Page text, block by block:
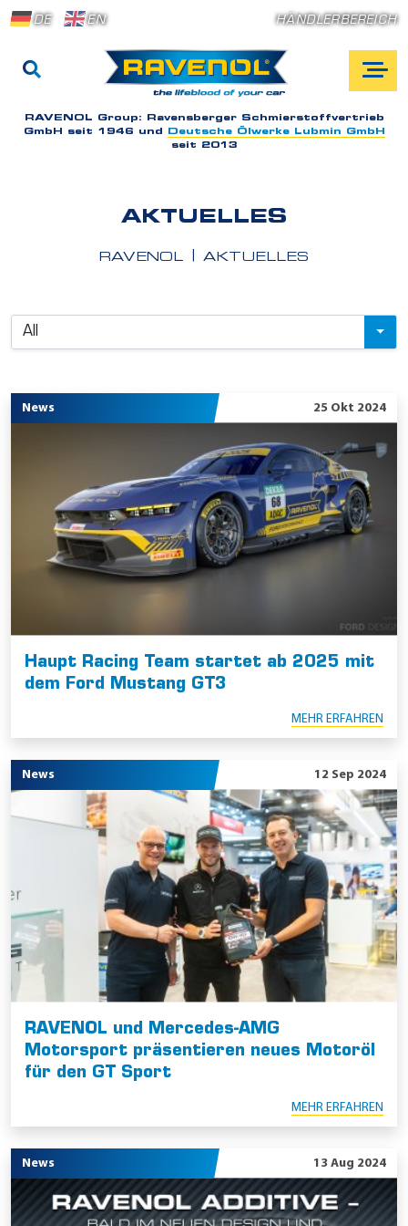
DE EN HÄNDLERBEREICH
RAVENOL Group: Ravensberger Schmierstoffvertrieb
GmbH seit 1946 und
Deutsche Ölwerke Lubmin GmbH
seit 2013
AKTUELLES
RAVENOL AKTUELLES
All
R
a
t
e
s
News 25 Okt 2024
Haupt Racing Team startet ab 2025 mit
dem Ford Mustang GT3
MEHR ERFAHREN
News 12 Sep 2024
RAVENOL und Mercedes-AMG
Motorsport präsentieren neues Motoröl
für den GT Sport
MEHR ERFAHREN
News 13 Aug 2024